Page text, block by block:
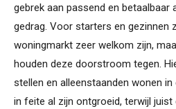
gebrek aan passend en betaalbaar
gedrag. Voor starters en gezinnen
woningmarkt zeer welkom zijn,
houden deze doorstroom tegen.
stellen en alleenstaanden wonen
in feite al zijn ontgroeid, terwijl